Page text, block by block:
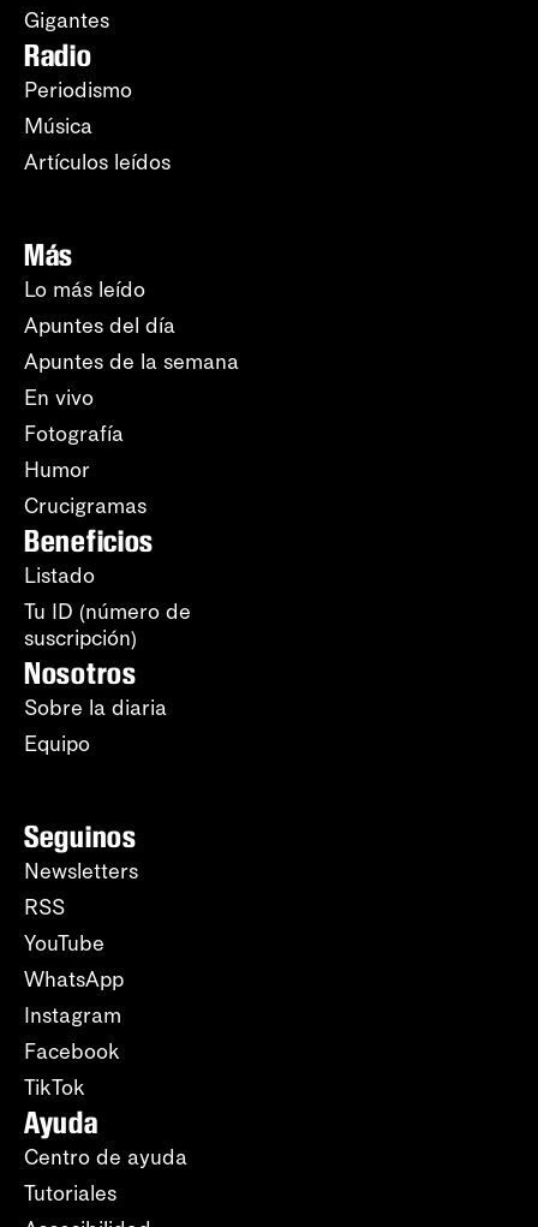
Gigantes
Radio
Periodismo
Música
Artículos leídos
Más
Lo más leído
Apuntes del día
Apuntes de la semana
En vivo
Fotografía
Humor
Crucigramas
Beneficios
Listado
Tu ID (número de
suscripción)
Nosotros
Sobre la diaria
Equipo
Seguinos
Newsletters
RSS
YouTube
WhatsApp
Instagram
Facebook
TikTok
Ayuda
Centro de ayuda
Tutoriales